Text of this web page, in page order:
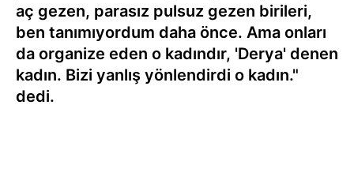
aç gezen, parasız pulsuz gezen birileri,
ben tanımıyordum daha önce. Ama onları
da organize eden o kadındır, 'Derya' denen
kadın. Bizi yanlış yönlendirdi o kadın."
dedi.